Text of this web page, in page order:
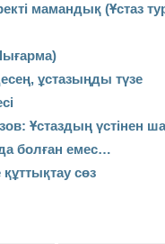
мамандық (Ұстаз
ұстазыңды түзе
Ұстаздың үстінен
болған емес…
құттықтау сөз